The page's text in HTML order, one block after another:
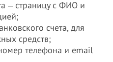
‒ страницу с ФИО и
счета, для
средств;
телефона и email